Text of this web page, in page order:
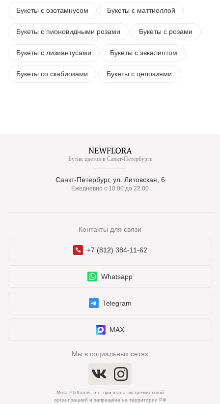
Букеты с озотамнусом Букеты с маттиоллой
Букеты с пионовидными розами Букеты с розами
Букеты с лизиантусами Букеты с эвкалиптом
Букеты со скабиозами Букеты с целозиями
Бутик цветов в Санкт-Петербурге
Санкт-Петербург, ул. Литовская, 6
Ежедневно с 10:00 до 22:00
Контакты для связи
+7 (812) 384-11-62
Whatsapp
Telegram
MAX
Мы в социальных сетях
Meta Platforms, Inc. признана экстремистской
организацией и запрещена на территории РФ